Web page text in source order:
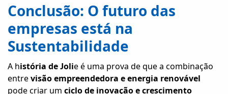
Conclusão: O futuro das
empresas está na
Sustentabilidade
A história de Jolie é uma prova de que a combinação
entrevisão empreendedora e energia renovável
pode criar um ciclo de inovação e crescimento